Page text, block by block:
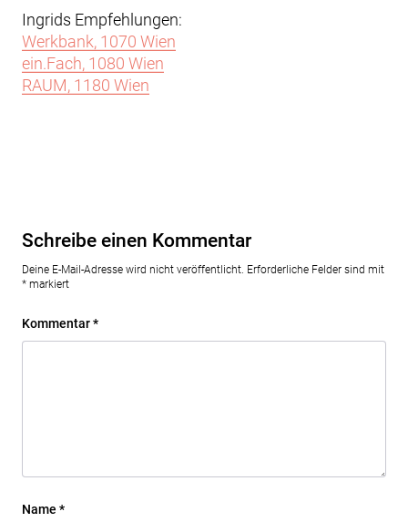
Ingrids Empfehlungen:
Werkbank, 1070 Wien
ein.Fach, 1080 Wien
RAUM, 1180 Wien
Schreibe einen Kommentar
Deine E-Mail-Adresse wird nicht veröffentlicht. Erforderliche Felder sind mit
* markiert
Kommentar*
Name *